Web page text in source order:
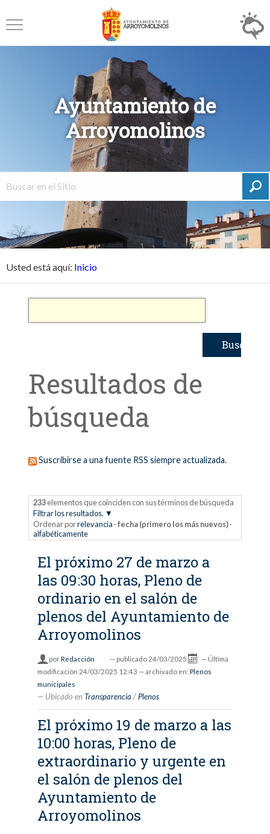
Ayuntamiento de
Arroyomolinos
Usted está aquí: Inicio
Resultados de
búsqueda
Suscribirse a una fuente RSS siempre actualizada.
233elementos que coinciden con sus términos de búsqueda
Filtrar los resultados.
Ordenar porrelevancia ·fecha (primero los más nuevos) ·
alfabéticamente
El próximo 27 de marzo a
las 09:30 horas, Pleno de
ordinario en el salón de
plenos del Ayuntamiento de
Arroyomolinos
porRedacción — publicado 24/03/2025 — Última
modificación 24/03/2025 12:43 — archivado en: Plenos
municipales
Ubicado en Transparencia /Plenos
El próximo 19 de marzo a las
10:00 horas, Pleno de
extraordinario y urgente en
el salón de plenos del
Ayuntamiento de
Arroyomolinos